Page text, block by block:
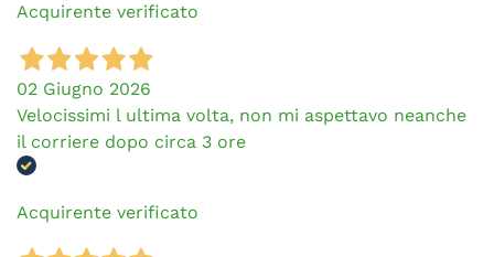
Acquirente verificato
02 Giugno 2026
Velocissimi l ultima volta, non mi aspettavo neanche
il corriere dopo circa 3 ore
Acquirente verificato